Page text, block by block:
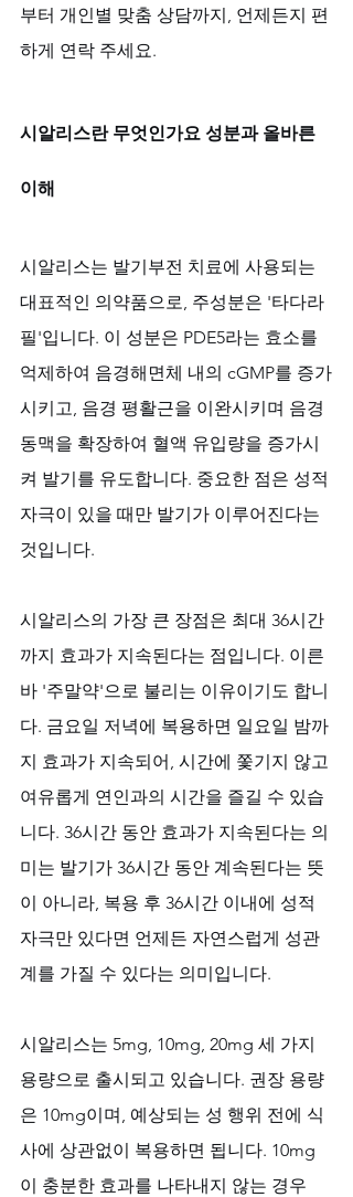
부터 개인별 맞춤 상담까지, 언제든지 편
하게 연락 주세요.
시알리스란 무엇인가요 성분과 올바른
이해
시알리스는 발기부전 치료에 사용되는
대표적인 의약품으로, 주성분은 '타다라
필'입니다. 이 성분은 PDE5라는 효소를
억제하여 음경해면체 내의 cGMP를 증가
시키고, 음경 평활근을 이완시키며 음경
동맥을 확장하여 혈액 유입량을 증가시
켜 발기를 유도합니다. 중요한 점은 성적
자극이 있을 때만 발기가 이루어진다는
것입니다.
시알리스의 가장 큰 장점은 최대 36시간
까지 효과가 지속된다는 점입니다. 이른
바 '주말약'으로 불리는 이유이기도 합니
다. 금요일 저녁에 복용하면 일요일 밤까
지 효과가 지속되어, 시간에 쫓기지 않고
여유롭게 연인과의 시간을 즐길 수 있습
니다. 36시간 동안 효과가 지속된다는 의
미는 발기가 36시간 동안 계속된다는 뜻
이 아니라, 복용 후 36시간 이내에 성적
자극만 있다면 언제든 자연스럽게 성관
계를 가질 수 있다는 의미입니다.
시알리스는 5mg, 10mg, 20mg 세 가지
용량으로 출시되고 있습니다. 권장 용량
은 10mg이며, 예상되는 성 행위 전에 식
사에 상관없이 복용하면 됩니다. 10mg
이 충분한 효과를 나타내지 않는 경우